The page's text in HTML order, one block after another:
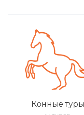
Конные туры